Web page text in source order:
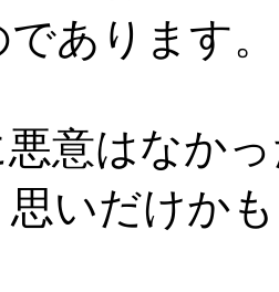
あります。
意はなか
いだけか